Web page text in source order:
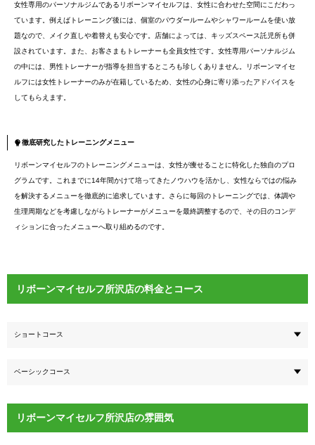
女性専用のパーソナルジムであるリボーンマイセルフは、女性に合わせた空間にこだわっ
ています。例えばトレーニング後には、個室のパウダールームやシャワールームを使い放
題なので、メイク直しや着替えも安心です。店舗によっては、キッズスペース託児所も併
設されています。また、お客さまもトレーナーも全員女性です。女性専用パーソナルジム
の中には、男性トレーナーが指導を担当するところも珍しくありません。リボーンマイセ
ルフには女性トレーナーのみが在籍しているため、女性の心身に寄り添ったアドバイスを
してもらえます。
徹底研究したトレーニングメニュー
リボーンマイセルフのトレーニングメニューは、女性が痩せることに特化した独自のプロ
グラムです。これまでに14年間かけて培ってきたノウハウを活かし、女性ならではの悩み
を解決するメニューを徹底的に追求しています。さらに毎回のトレーニングでは、体調や
生理周期などを考慮しながらトレーナーがメニューを最終調整するので、その日のコンデ
ィションに合ったメニューへ取り組めるのです。
リボーンマイセルフ所沢店の料金とコース
ショートコース
ベーシックコース
リボーンマイセルフ所沢店の雰囲気